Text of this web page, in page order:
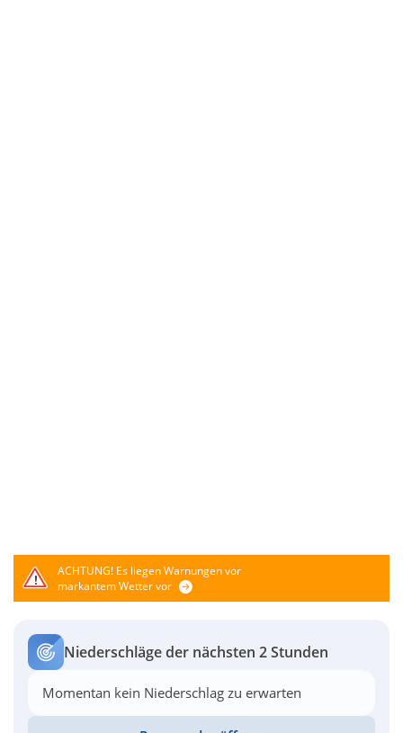
ACHTUNG!Es liegen Warnungen vor
markantem Wetter vor
Niederschläge der nächsten 2 Stunden
Momentan kein Niederschlag zu erwarten